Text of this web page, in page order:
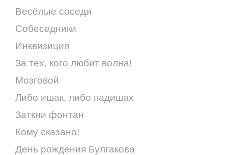
Весёлые соседи
Собеседники
Инквизиция
За тех, кого любит волна!
Мозговой
Либо ишак, либо падишах
Заткни фонтан
Кому сказано!
День рождения Булгакова